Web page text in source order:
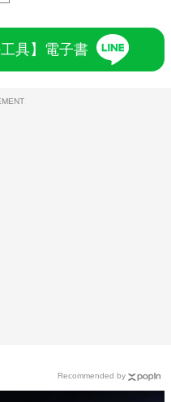
具】電子書
Recommended by